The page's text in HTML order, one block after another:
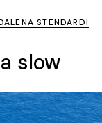
STENDARDI
slow